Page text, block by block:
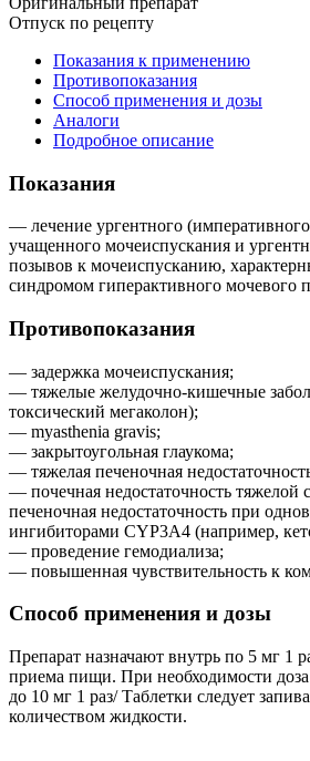
Отпуск по рецепту
Показания к применению
Противопоказания
Способ применения и дозы
Аналоги
Подробное описание
Показания
— лечение ургентного
учащенного мочеиспускания и
позывов к мочеиспусканию,
синдромом гиперактивного мочевого
Противопоказания
— задержка мочеиспускания;
— тяжелые желудочно-кишечные
токсический мегаколон);
— myasthenia gravis;
— закрытоугольная глаукома;
— тяжелая печеночная
— почечная недостаточность тяжелой
печеночная недостаточность при
ингибиторами CYP3A4 (например,
— проведение гемодиализа;
— повышенная чувствительность к
Способ применения и дозы
Препарат назначают внутрь по 5 мг 1
приема пищи. При необходимости
до 10 мг 1 раз/ Таблетки следует
количеством жидкости.